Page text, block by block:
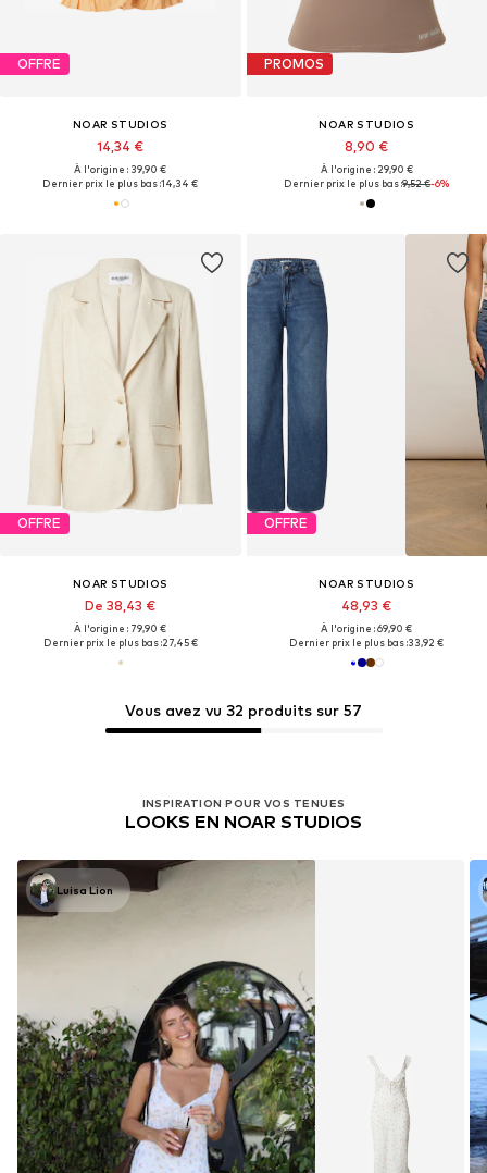
OFFRE
NOAR STUDIOS
14,34 €
À l'origine : 39,90 €
Dernier prix le plus bas :14,34 €
PROMOS
NOAR STUDIOS
8,90 €
À l'origine : 29,90 €
Dernier prix le plus bas :9,52 €-6%
OFFRE
NOAR STUDIOS
De 38,43 €
À l'origine : 79,90 €
Dernier prix le plus bas :27,45 €
OFFRE
NOAR STUDIOS
48,93 €
À l'origine : 69,90 €
Dernier prix le plus bas :33,92 €
Vous avez vu 32 produits sur 57
INSPIRATION POUR VOS TENUES
LOOKS EN NOAR STUDIOS
Luisa Lion